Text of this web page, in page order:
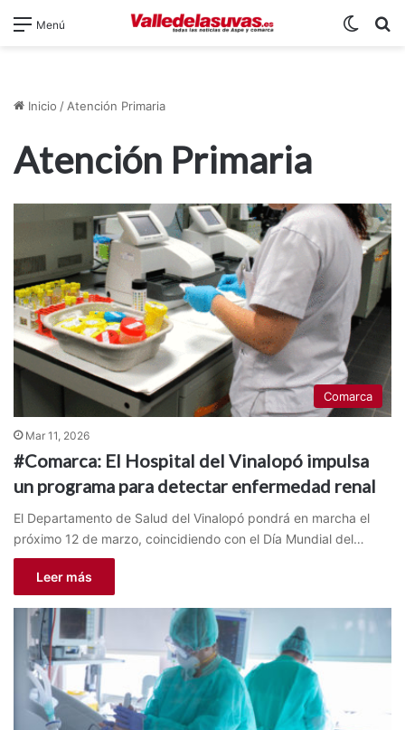
Menú
Inicio / Atención Primaria
Atención Primaria
Comarca
Mar 11, 2026
#Comarca: El Hospital del Vinalopó impulsa
un programa para detectar enfermedad renal
El Departamento de Salud del Vinalopó pondrá en marcha el
próximo 12 de marzo, coincidiendo con el Día Mundial del…
Leer más